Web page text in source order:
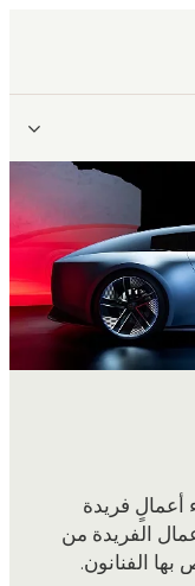
أعمالٍ فريدة
الفريدة من
الفنانون.